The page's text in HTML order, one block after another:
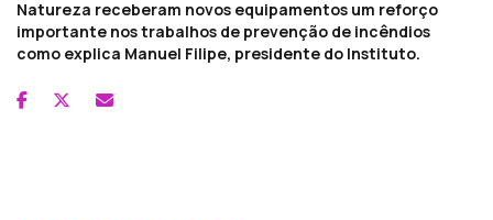
Natureza receberam novos equipamentos um reforço
importante nos trabalhos de prevenção de incêndios
como explica Manuel Filipe, presidente do Instituto.